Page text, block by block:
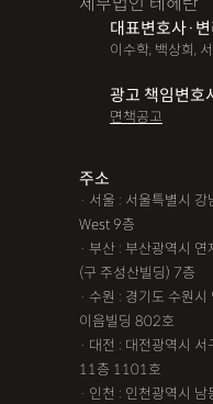
대표변호사·
이수학, 백상희,
광고 책임변호
면책공고
주소
· 서울 : 서울특별시
West 9층
· 부산 : 부산광역시
(구 주성산빌딩) 7층
· 수원 : 경기도 수원
이음빌딩 802호
· 대전 : 대전광역시
11층 1101호
· 인천 : 인천광역시